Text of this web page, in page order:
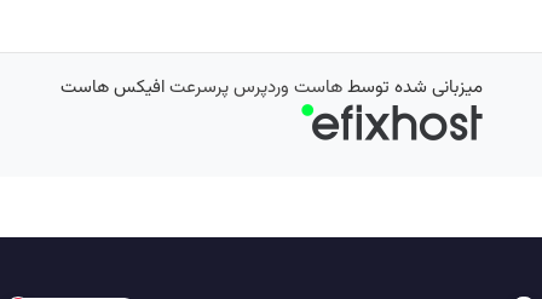
میزبانی شده توسطهاست وردپرس پرسرعتافیکس هاست